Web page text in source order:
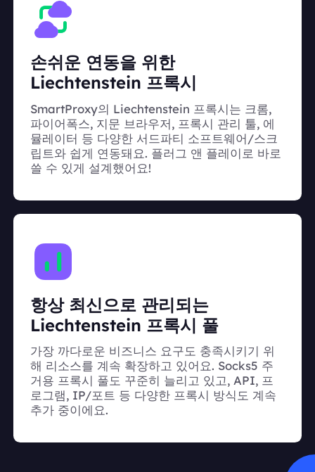
손쉬운 연동을 위한
Liechtenstein 프록시
SmartProxy의 Liechtenstein 프록시는 크롬,
파이어폭스, 지문 브라우저, 프록시 관리 툴, 에
뮬레이터 등 다양한 서드파티 소프트웨어/스크
립트와 쉽게 연동돼요. 플러그 앤 플레이로 바로
쓸 수 있게 설계했어요!
항상 최신으로 관리되는
Liechtenstein 프록시 풀
가장 까다로운 비즈니스 요구도 충족시키기 위
해 리소스를 계속 확장하고 있어요. Socks5 주
거용 프록시 풀도 꾸준히 늘리고 있고, API, 프
로그램, IP/포트 등 다양한 프록시 방식도 계속
추가 중이에요.